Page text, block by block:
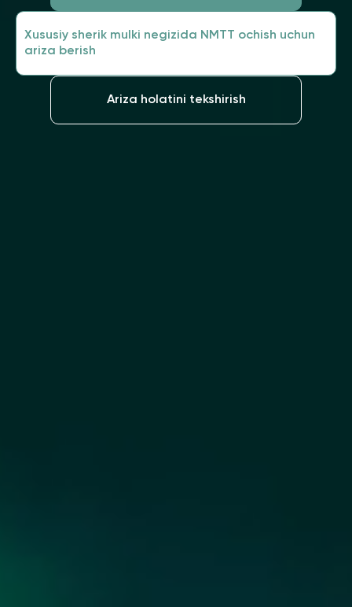
Xususiy sherik mulki negizida NMTT ochish uchun
ariza berish
Ariza holatini tekshirish